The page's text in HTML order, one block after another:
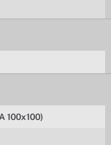
100x100)